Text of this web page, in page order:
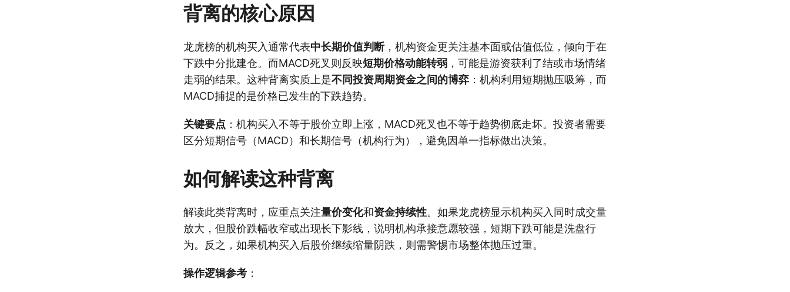
背离的核心原因
龙虎榜的机构买入通常代表中长期价值判断，机构资金更关注基本面或估值低位，倾向于在
下跌中分批建仓。而MACD死叉则反映短期价格动能转弱 ，可能是游资获利了结或市场情绪
走弱的结果。这种背离实质上是不同投资周期资金之间的博弈 ：机构利用短期抛压吸筹，而
MACD捕捉的是价格已发生的下跌趋势。
关键要点 ：机构买入不等于股价立即上涨，MACD死叉也不等于趋势彻底走坏。投资者需要
区分短期信号（MACD）和长期信号（机构行为），避免因单一指标做出决策。
如何解读这种背离
解读此类背离时，应重点关注量价变化和资金持续性。如果龙虎榜显示机构买入同时成交量
放大，但股价跌幅收窄或出现长下影线，说明机构承接意愿较强，短期下跌可能是洗盘行
为。反之，如果机构买入后股价继续缩量阴跌，则需警惕市场整体抛压过重。
操作逻辑参考 ：